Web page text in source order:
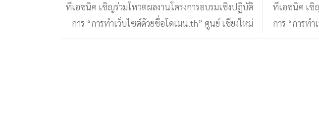
ทีเอชนิค เชิญร่วมโหวตผลงานโครงการอบรมเชิงปฏิบัติ
การ “การทำเว็บไซต์ด้วยชื่อโดเมน.th” ศูนย์ เชียงใหม่
ทีเอชนิค เชิ
การ “การท